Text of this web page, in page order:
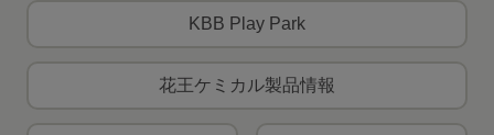
KBB Play Park
花王ケミカル製品情報